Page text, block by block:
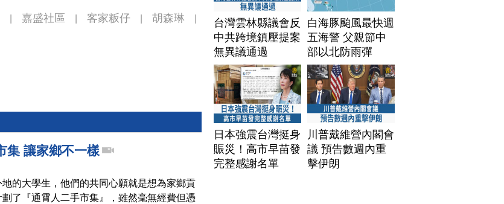
嘉盛社區 客家粄仔 胡森琳
集 讓家鄉不一樣
的大學生，他們的共同心願就是想為家鄉貢
了『通霄人二手市集』，雖然毫無經費但憑
台灣雲林縣議會反
中共跨境鎮壓提案
無異議通過
白海豚颱風最快週
五海警 父親節中
部以北防雨彈
日本強震台灣挺身
賑災！高市早苗發
完整感謝名單
川普戴維營內閣會
議 預告數週內重
擊伊朗